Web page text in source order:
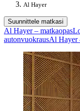
Al Hayer
Suunnittele matkasi
Al Hayer – matkaopas
autonvuokrausAl Hayer